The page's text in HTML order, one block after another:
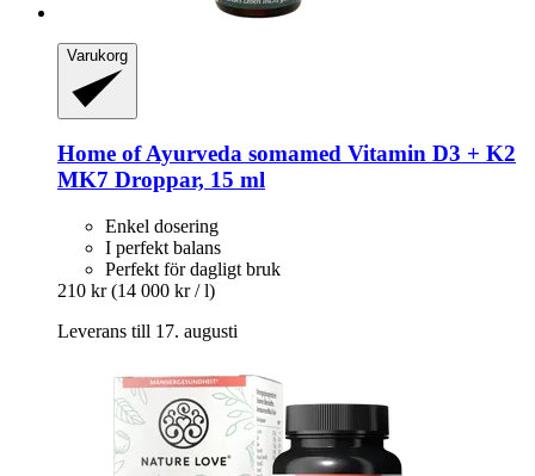
Varukorg
Home of Ayurveda somamed Vitamin D3 + K2
MK7 Droppar, 15 ml
Enkel dosering
I perfekt balans
Perfekt för dagligt bruk
210 kr (14 000 kr / l)
Leverans till 17. augusti